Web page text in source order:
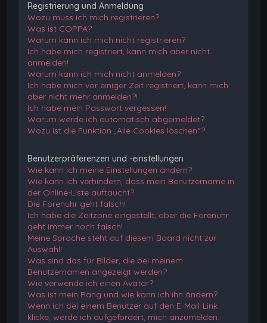
Registrierung und Anmeldung
Wozu muss ich mich registrieren?
Was ist COPPA?
Warum kann ich mich nicht registrieren?
Ich habe mich registriert, kann mich aber nicht
anmelden!
Warum kann ich mich nicht anmelden?
Ich habe mich vor einiger Zeit registriert, kann mich
aber nicht mehr anmelden?!
Ich habe mein Passwort vergessen!
Warum werde ich automatisch abgemeldet?
Wozu ist die Funktion „Alle Cookies löschen“?
Benutzerpräferenzen und -einstellungen
Wie kann ich meine Einstellungen ändern?
Wie kann ich verhindern, dass mein Benutzername in
der Online-Liste auftaucht?
Die Forenuhr geht falsch!
Ich habe die Zeitzone eingestellt, aber die Forenuhr
geht immer noch falsch!
Meine Sprache steht auf diesem Board nicht zur
Auswahl!
Was sind das für Bilder, die bei meinem
Benutzernamen angezeigt werden?
Wie verwende ich einen Avatar?
Was ist mein Rang und wie kann ich ihn ändern?
Wenn ich bei einem Benutzer auf den E-Mail-Link
klicke, werde ich aufgefordert, mich anzumelden.